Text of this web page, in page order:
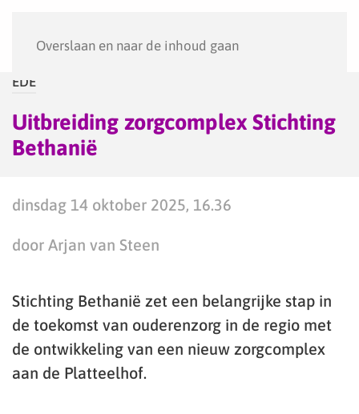
Overslaan en naar de inhoud gaan
EDE
Uitbreiding zorgcomplex Stichting
Bethanië
dinsdag 14 oktober 2025, 16.36
door Arjan van Steen
Stichting Bethanië zet een belangrijke stap in
de toekomst van ouderenzorg in de regio met
de ontwikkeling van een nieuw zorgcomplex
aan de Platteelhof.